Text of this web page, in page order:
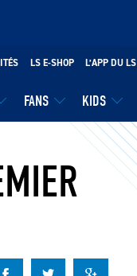
FANS KIDS
LS E-SHOP L’APP DU LS